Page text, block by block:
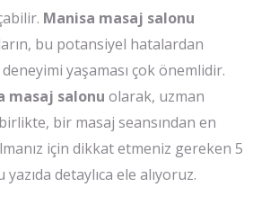
Manisa masaj salonu
bu potansiyel hatalardan
yaşaması çok önemlidir.
masaj salonu olarak, uzman
bir masaj seansından en
için dikkat etmeniz gereken 5
yazıda detaylıca ele alıyoruz.